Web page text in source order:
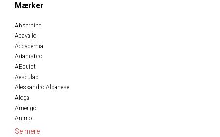
Mærker
Absorbine
Acavallo
Accademia
Adamsbro
AEquipt
Aesculap
Alessandro Albanese
Aloga
Amerigo
Animo
Se mere